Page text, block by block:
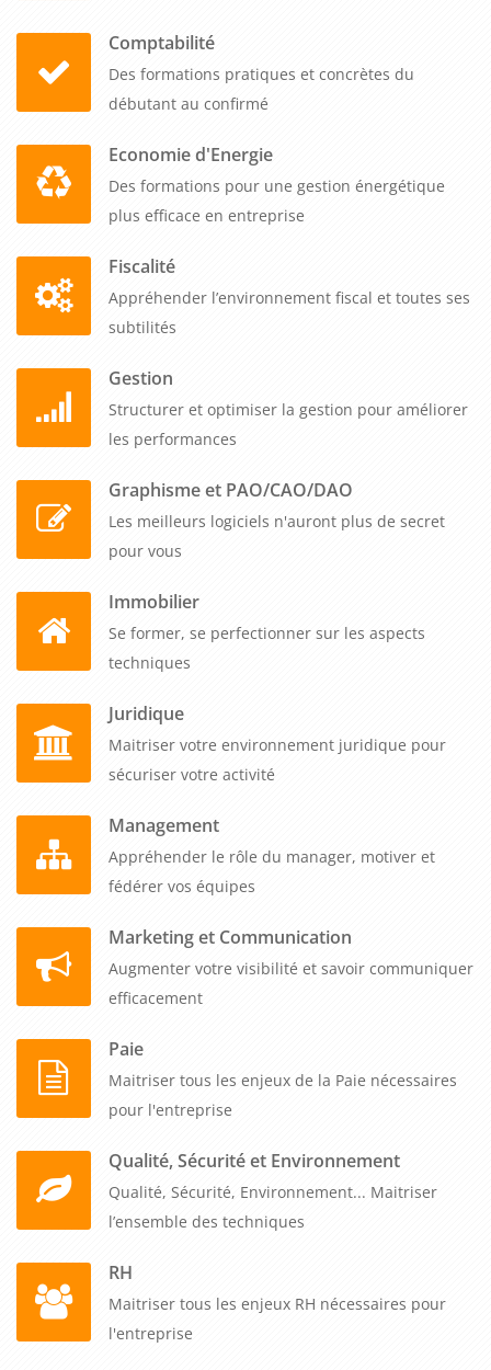
adapté à votre structure et aux besoins de vos équipes
dirigeantes.
Comptabilité
Des formations pratiques et concrètes du
débutant au confirmé
Economie d'Energie
Des formations pour une gestion énergétique
plus efficace en entreprise
Fiscalité
Appréhender l’environnement fiscal et toutes ses
subtilités
Gestion
Structurer et optimiser la gestion pour améliorer
les performances
Graphisme et PAO/CAO/DAO
Les meilleurs logiciels n'auront plus de secret
pour vous
Immobilier
Se former, se perfectionner sur les aspects
techniques
Juridique
Maitriser votre environnement juridique pour
sécuriser votre activité
Management
Appréhender le rôle du manager, motiver et
fédérer vos équipes
Marketing et Communication
Augmenter votre visibilité et savoir communiquer
efficacement
Paie
Maitriser tous les enjeux de la Paie nécessaires
pour l'entreprise
Qualité, Sécurité et Environnement
Qualité, Sécurité, Environnement... Maitriser
l’ensemble des techniques
RH
Maitriser tous les enjeux RH nécessaires pour
l'entreprise